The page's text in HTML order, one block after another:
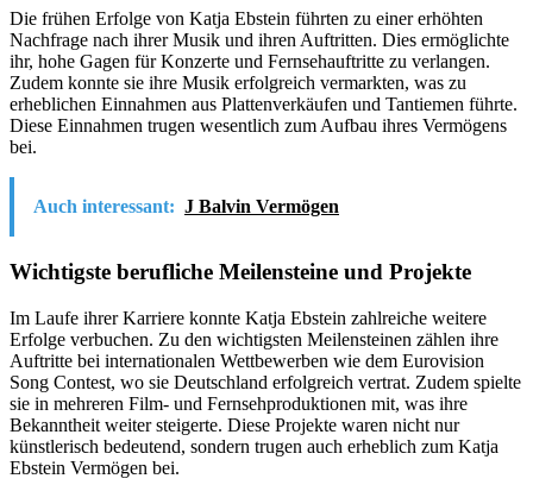
Die frühen Erfolge von Katja Ebstein führten zu einer erhöhten
Nachfrage nach ihrer Musik und ihren Auftritten. Dies ermöglichte
ihr, hohe Gagen für Konzerte und Fernsehauftritte zu verlangen.
Zudem konnte sie ihre Musik erfolgreich vermarkten, was zu
erheblichen Einnahmen aus Plattenverkäufen und Tantiemen führte.
Diese Einnahmen trugen wesentlich zum Aufbau ihres Vermögens
bei.
Auch interessant: J Balvin Vermögen
Wichtigste berufliche Meilensteine und Projekte
Im Laufe ihrer Karriere konnte Katja Ebstein zahlreiche weitere
Erfolge verbuchen. Zu den wichtigsten Meilensteinen zählen ihre
Auftritte bei internationalen Wettbewerben wie dem Eurovision
Song Contest, wo sie Deutschland erfolgreich vertrat. Zudem spielte
sie in mehreren Film- und Fernsehproduktionen mit, was ihre
Bekanntheit weiter steigerte. Diese Projekte waren nicht nur
künstlerisch bedeutend, sondern trugen auch erheblich zum Katja
Ebstein Vermögen bei.